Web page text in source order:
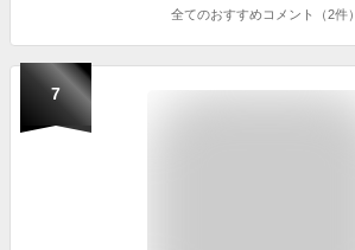
全てのおすすめコメント（2件）
7